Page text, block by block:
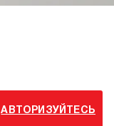
АВТОРИЗУЙТЕСЬ